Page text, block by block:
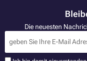
Die neuesten